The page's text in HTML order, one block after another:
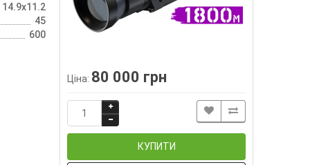
14.9х11.2
45
600
Ціна: 80 000 грн
КУПИТИ